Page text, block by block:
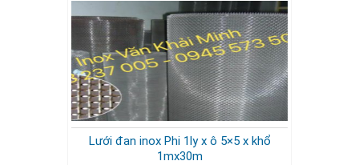
Lưới đan inox Phi 1ly x ô 5×5 x khổ
1mx30m